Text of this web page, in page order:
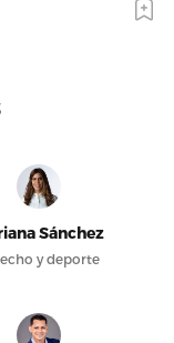
Sánchez
y deporte